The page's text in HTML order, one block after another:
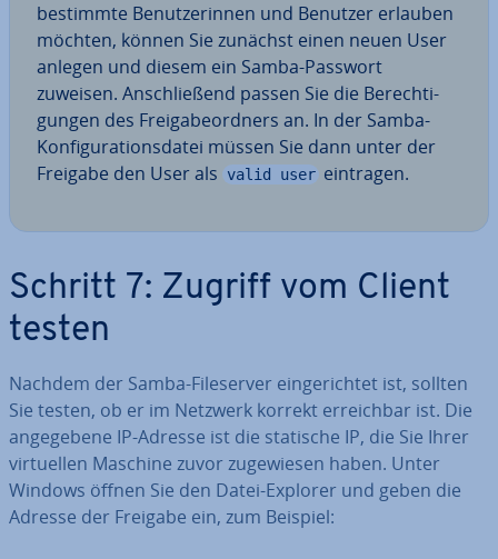
bestimmte Be­nut­ze­rin­nen und Benutzer erlauben
möchten, können Sie zunächst einen neuen User
anlegen und diesem ein Samba-Passwort
zuweisen. An­schlie­ßend passen Sie die Be­rech­ti­
gun­gen des Frei­ga­be­ord­ners an. In der Samba-
Kon­fi­gu­ra­ti­ons­da­tei müssen Sie dann unter der
Freigabe den User als
valid user eintragen.
Schritt 7: Zugriff vom Client
testen
Nachdem der Samba-File­ser­ver ein­ge­rich­tet ist, sollten
Sie testen, ob er im Netzwerk korrekt er­reich­bar ist. Die
an­ge­ge­be­ne IP-Adresse ist die statische IP, die Sie Ihrer
vir­tu­el­len Maschine zuvor zu­ge­wie­sen haben. Unter
Windows öffnen Sie den Datei-Explorer und geben die
Adresse der Freigabe ein, zum Beispiel: